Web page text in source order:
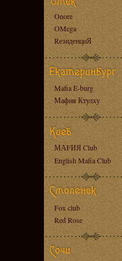
Onore
OMega
RезиденциЯ
Mafia E-burg
Мафия Ктулху
МАFИЯ Club
English Mafia Club
Fox club
Red Rose